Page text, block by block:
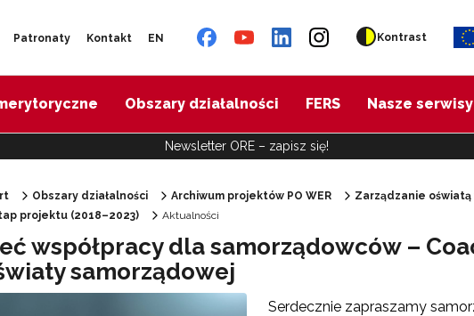
Patronaty Kontakt EN Kontrast
Obszary działalności FERS Nasze serwisy
Newsletter ORE – zapisz się!
sekcję "Diagnoza psychologiczno-pedagogiczna"
sekcję "Doradztwo zawodowe – przygotowanie trenerów"
Obszary działalności Archiwum projektów PO WER
Zarządzanie oświatą
projektu (2018–2023)
Aktualności
współpracy dla samorządowców –
samorządowej
Serdecznie zapraszamy